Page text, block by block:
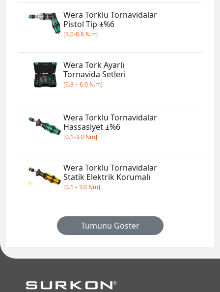
Wera Torklu Tornavidalar
Pistol Tip ±%6
[3.0-8.8 N.m]
Wera Tork Ayarlı
Tornavida Setleri
[0.3 – 6.0 N.m]
Wera Torklu Tornavidalar
Hassasiyet ±%6
[0.1-3.0 Nm]
Wera Torklu Tornavidalar
Statik Elektrik Korumalı
[0.1 - 3.0 Nm]
Tümünü Göster